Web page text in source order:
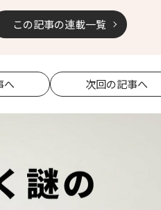
この記事の連載一覧
へ 次回の記事へ